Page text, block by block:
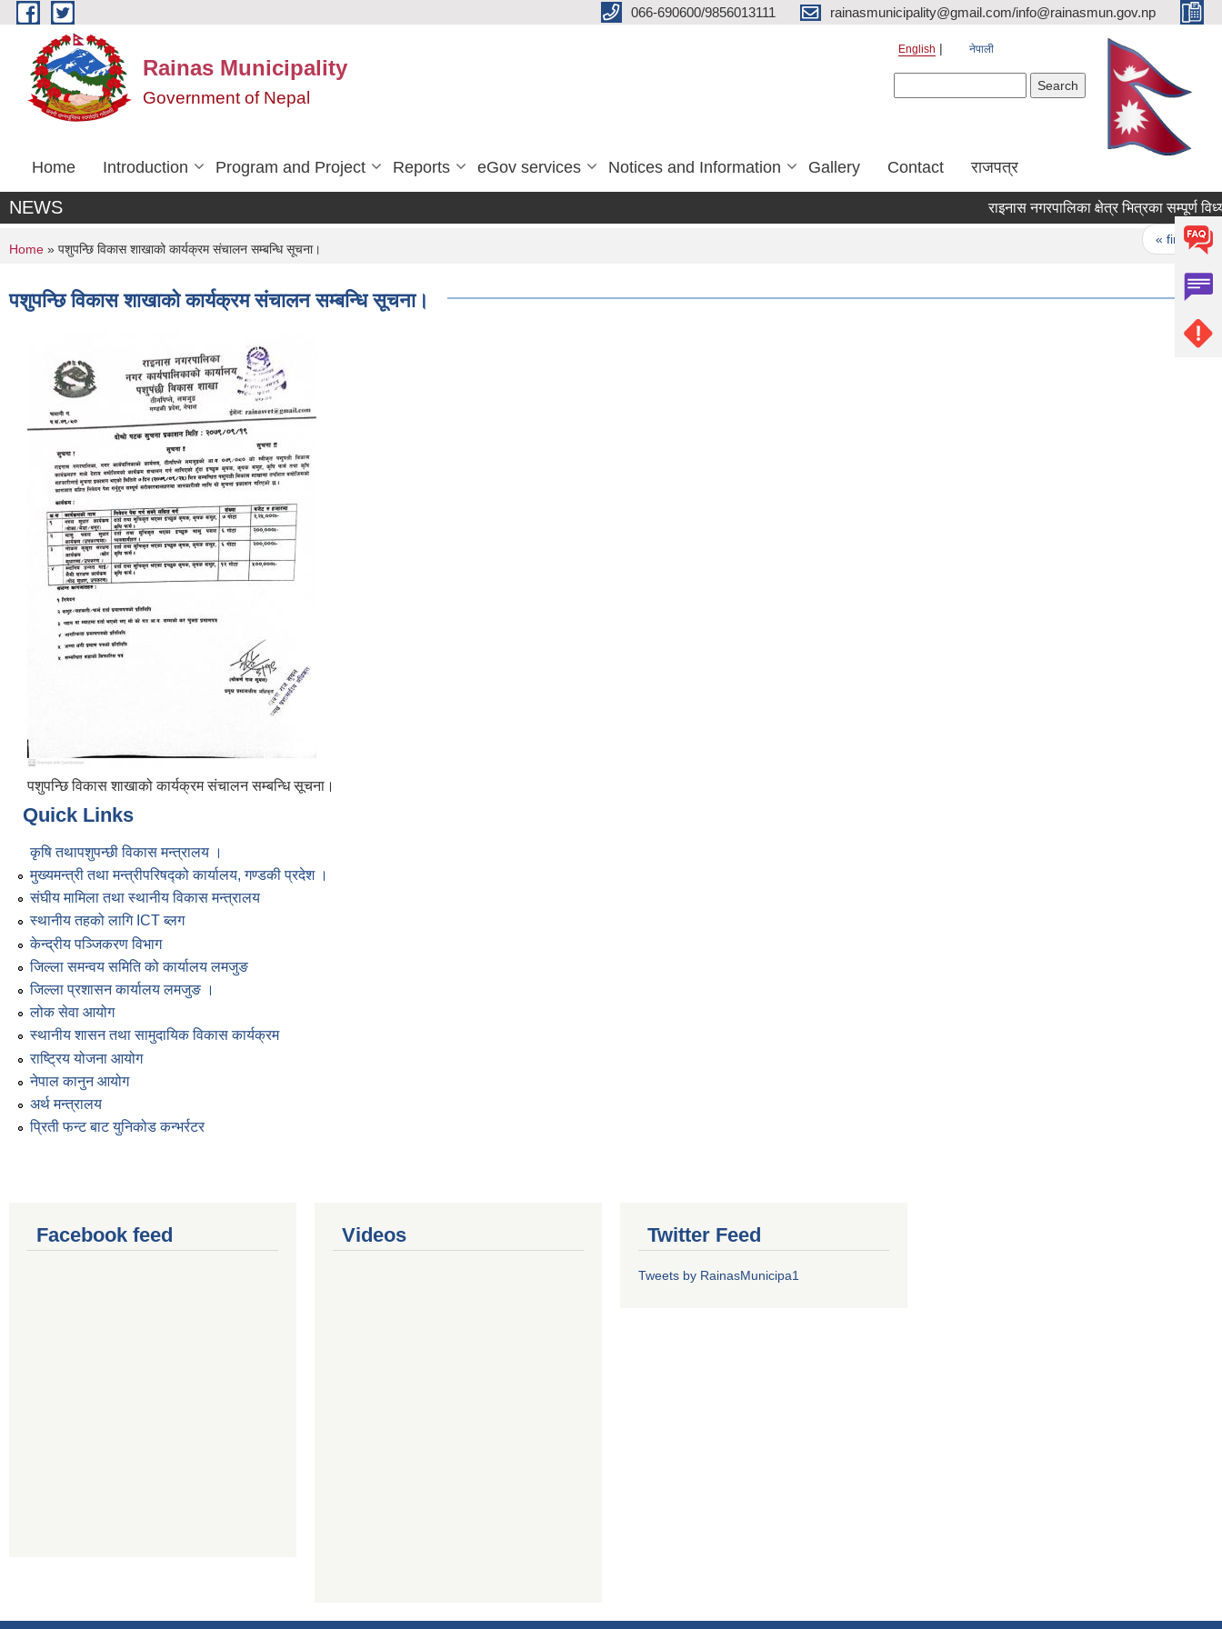
Skip to main content 066-690600/9856013111 rainasmunicipality@gmail.com/info@rainasmun.gov.np
Rainas Municipality
Government of Nepal
English नेपाली
Home Introduction Program and Project Reports eGov services Notices and Information Gallery Contact राजपत्र
NEWS
« first
You are here
Home » पशुपन्छि विकास शाखाको कार्यक्रम संचालन सम्बन्धि सूचना।
पशुपन्छि विकास शाखाको कार्यक्रम संचालन सम्बन्धि सूचना।
पशुपन्छि विकास शाखाको कार्यक्रम संचालन सम्बन्धि सूचना।
Quick Links
कृषि तथापशुपन्छी विकास मन्त्रालय ।
मुख्यमन्त्री तथा मन्त्रीपरिषद्को कार्यालय, गण्डकी प्रदेश ।
संघीय मामिला तथा स्थानीय विकास मन्त्रालय
स्थानीय तहको लागि ICT ब्लग
केन्द्रीय पञ्जिकरण विभाग
जिल्ला समन्वय समिति को कार्यालय लमजुङ
जिल्ला प्रशासन कार्यालय लमजुङ ।
लोक सेवा आयोग
स्थानीय शासन तथा सामुदायिक विकास कार्यक्रम
राष्ट्रिय योजना आयोग
नेपाल कानुन आयोग
अर्थ मन्त्रालय
प्रिती फन्ट बाट युनिकोड कन्भर्रटर
Facebook feed Videos Twitter Feed
Tweets by RainasMunicipa1